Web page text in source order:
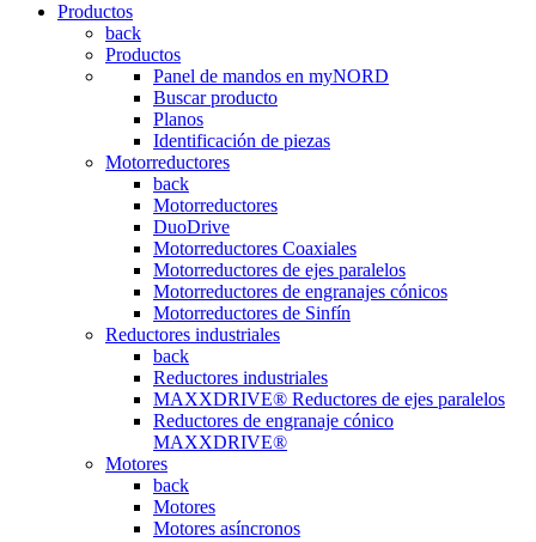
Productos
back
Productos
Panel de mandos en myNORD
Buscar producto
Planos
Identificación de piezas
Motorreductores
back
Motorreductores
DuoDrive
Motorreductores Coaxiales
Motorreductores de ejes paralelos
Motorreductores de engranajes cónicos
Motorreductores de Sinfín
Reductores industriales
back
Reductores industriales
MAXXDRIVE® Reductores de ejes paralelos
Reductores de engranaje cónico
MAXXDRIVE®
Motores
back
Motores
Motores asíncronos